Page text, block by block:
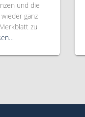
und die
ganz
zu